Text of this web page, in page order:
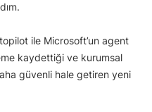
ile Microsoft’un agent
kaydettiği ve kurumsal
güvenli hale getiren yeni